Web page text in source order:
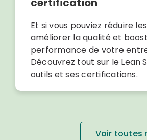
Et si vous pouviez réduire
améliorer la qualité et
performance de votre
Découvrez tout sur le Lean
outils et ses certifications.
Voir toutes